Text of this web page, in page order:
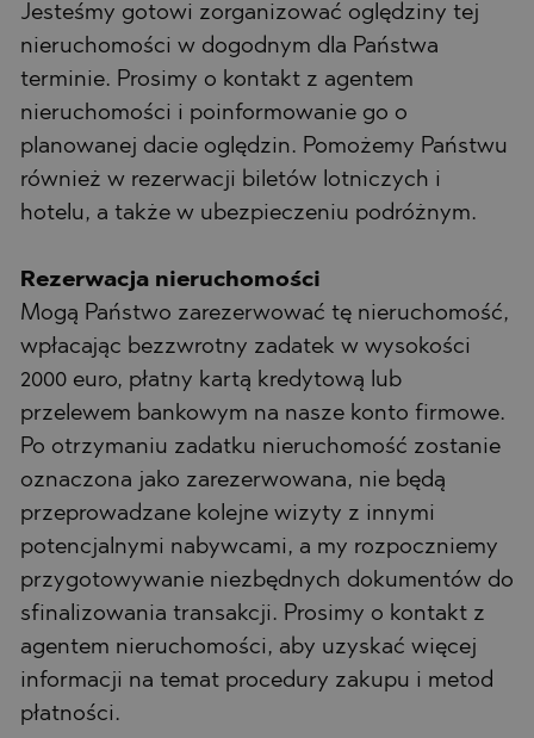
Jesteśmy gotowi zorganizować oględziny tej
nieruchomości w dogodnym dla Państwa
terminie. Prosimy o kontakt z agentem
nieruchomości i poinformowanie go o
planowanej dacie oględzin. Pomożemy Państwu
również w rezerwacji biletów lotniczych i
hotelu, a także w ubezpieczeniu podróżnym.
Rezerwacja nieruchomości
Mogą Państwo zarezerwować tę nieruchomość,
wpłacając bezzwrotny zadatek w wysokości
2000 euro, płatny kartą kredytową lub
przelewem bankowym na nasze konto firmowe.
Po otrzymaniu zadatku nieruchomość zostanie
oznaczona jako zarezerwowana, nie będą
przeprowadzane kolejne wizyty z innymi
potencjalnymi nabywcami, a my rozpoczniemy
przygotowywanie niezbędnych dokumentów do
sfinalizowania transakcji. Prosimy o kontakt z
agentem nieruchomości, aby uzyskać więcej
informacji na temat procedury zakupu i metod
płatności.